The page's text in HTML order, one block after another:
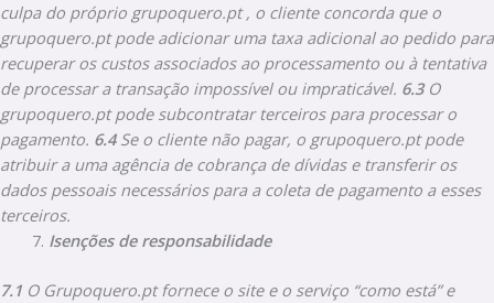
culpa do próprio grupoquero.pt , o cliente concorda que o
grupoquero.pt pode adicionar uma taxa adicional ao pedido para
recuperar os custos associados ao processamento ou à tentativa
de processar a transação impossível ou impraticável. 6.3O
grupoquero.pt pode subcontratar terceiros para processar o
pagamento. 6.4Se o cliente não pagar, o grupoquero.pt pode
atribuir a uma agência de cobrança de dívidas e transferir os
dados pessoais necessários para a coleta de pagamento a esses
terceiros.
Isenções de responsabilidade
7.1 O Grupoquero.pt fornece o site e o serviço “como está” e